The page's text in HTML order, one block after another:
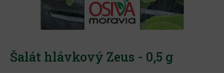
Šalát hlávkový Zeus - 0,5 g